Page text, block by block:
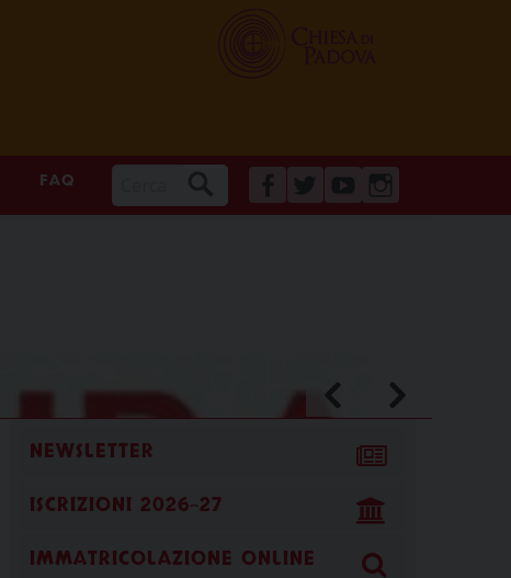
FAQ FACEBOOK
TWITTER
YOUTUBEINSTAGRAM
NEWSLETTER
ISCRIZIONI 2026-27
IMMATRICOLAZIONE ONLINE